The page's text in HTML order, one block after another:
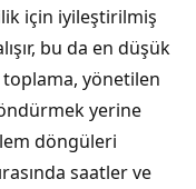
için iyileştirilmiş
bu da en düşük
yönetilen
yerine
döngüleri
saatler ve